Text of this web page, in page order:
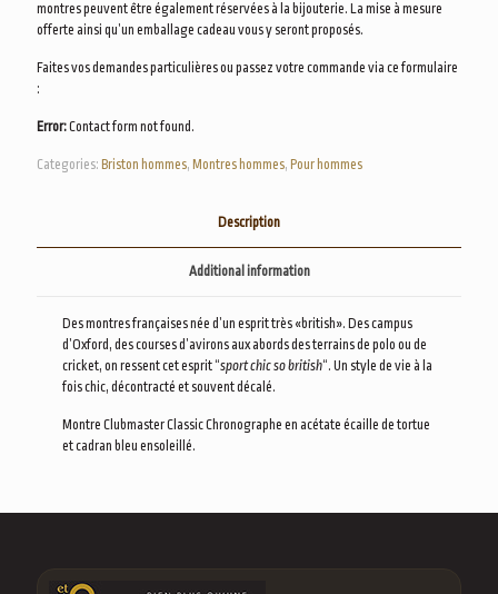
montres peuvent être également réservées à la bijouterie. La mise à mesure
offerte ainsi qu’un emballage cadeau vous y seront proposés.
Faites vos demandes particulières ou passez votre commande via ce formulaire
:
Error:Contact form not found.
Categories: Briston hommes, Montres hommes, Pour hommes
Description
Additional information
Des montres françaises née d’un esprit très «british». Des campus
d’Oxford, des courses d’avirons aux abords des terrains de polo ou de
cricket, on ressent cet esprit “sport chic so british“. Un style de vie à la
fois chic, décontracté et souvent décalé.
Montre Clubmaster Classic Chronographe en acétate écaille de tortue
et cadran bleu ensoleillé.